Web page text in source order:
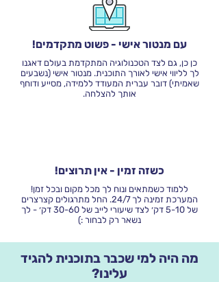
עם מנטור אישי - פשוט מתקדמים!
כן כן, גם לצד הטכנולוגיה המתקדמת בעולם דאגנו
לך לליווי אישי לאורך התוכנית. מנטור אישי (נשבעים
שאמיתי) דובר עברית המעודד ללמידה, מסייע ודוחף
אותך להצלחה.
כשזה זמין - אין תרוצים!
ללמוד כשמתאים ונוח לך מכל מקום ובכל זמן!
המערכת זמינה לך 24/7. החל מתרגולים קצרצרים
של 5-10 דק׳ לצד שיעורי לייב של 30-60 דק׳ - לך
נשאר רק לבחור :)
מה היה למי שכבר בתוכנית להגיד
עלינו?